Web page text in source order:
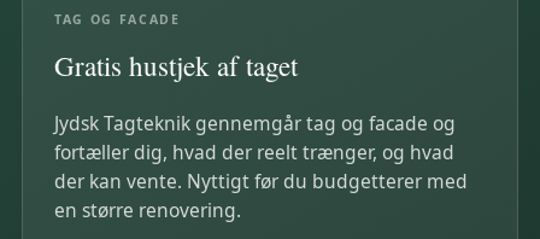
TAG OG FACADE
Gratis hustjek af taget
Jydsk Tagteknik gennemgår tag og facade og
fortæller dig, hvad der reelt trænger, og hvad
der kan vente. Nyttigt før du budgetterer med
en større renovering.